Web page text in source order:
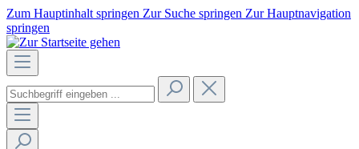
Zum Hauptinhalt springen Zur Suche springen Zur Hauptnavigation
springen